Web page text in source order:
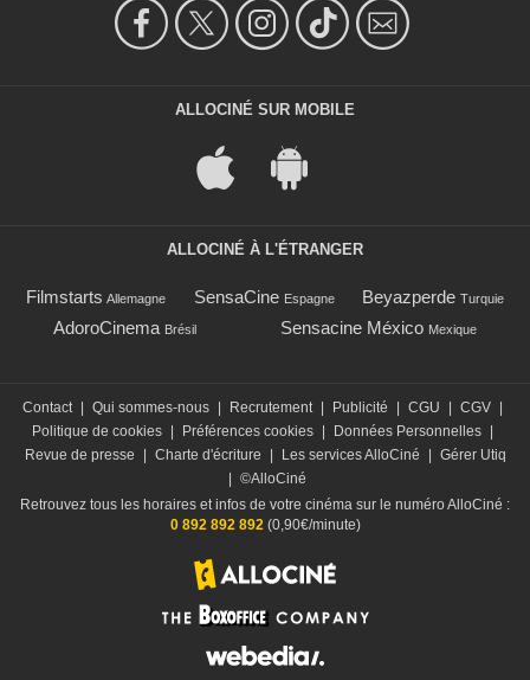
ALLOCINÉ SUR MOBILE
ALLOCINÉ À L'ÉTRANGER
Filmstarts Allemagne SensaCine Espagne Beyazperde Turquie
AdoroCinema Brésil Sensacine México Mexique
Contact Qui sommes-nous Recrutement Publicité CGU CGV
Politique de cookies
Préférences cookies Données Personnelles
Revue de presse
Charte d'écriture Les services AlloCiné
Gérer Utiq
©AlloCiné
Retrouvez tous les horaires et infos de votre cinéma sur le numéro AlloCiné :
0 892 892 892(0,90€/minute)